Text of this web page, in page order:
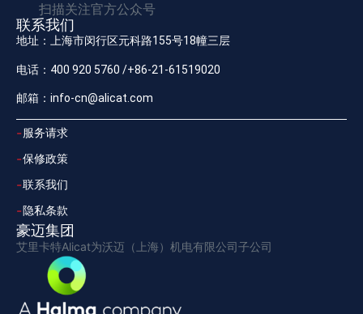
扫描关注官方公众号
联系我们
地址：上海市闵行区元科路155号18幢三层
电话：400 920 5760 /+86-21-61519020
邮箱：info-cn@alicat.com
服务请求
保修政策
联系我们
隐私条款
豪迈集团
艾里卡特Alicat为沃迈（上海）机电有限公司子公司